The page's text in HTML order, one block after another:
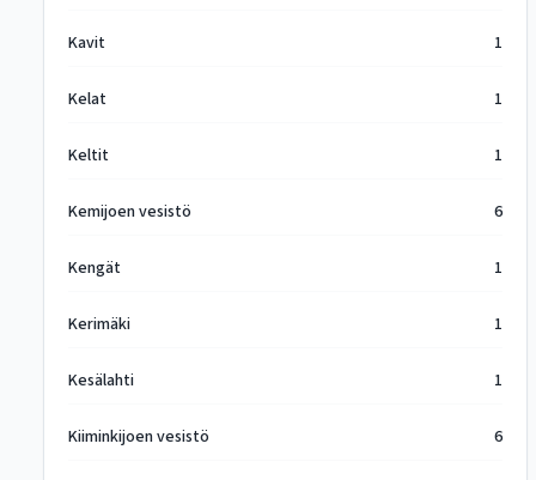
Kavit 1
Kelat 1
Keltit 1
Kemijoen vesistö 6
Kengät 1
Kerimäki 1
Kesälahti 1
Kiiminkijoen vesistö 6